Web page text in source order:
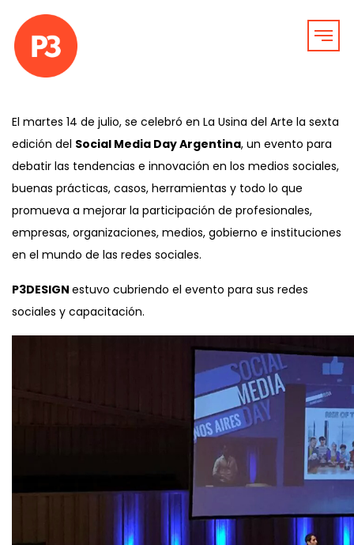
El martes 14 de julio, se celebró en La Usina del Arte la sexta
edición del Social Media Day Argentina, un evento para
debatir las tendencias e innovación en los medios sociales,
buenas prácticas, casos, herramientas y todo lo que
promueva a mejorar la participación de profesionales,
empresas, organizaciones, medios, gobierno e instituciones
en el mundo de las redes sociales.
P3DESIGN estuvo cubriendo el evento para sus redes
sociales y capacitación.